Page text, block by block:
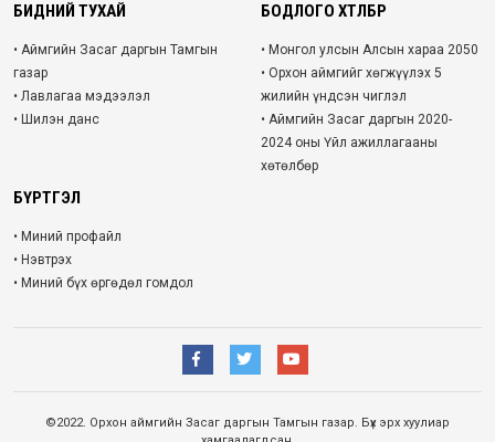
БИДНИЙ ТУХАЙ
• Аймгийн Засаг даргын Тамгын
газар
• Лавлагаа мэдээлэл
• Шилэн данс
БОДЛОГО ХӨТӨЛБӨР
• Монгол улсын Алсын хараа 2050
• Орхон аймгийг хөгжүүлэх 5
жилийн үндсэн чиглэл
• Аймгийн Засаг даргын 2020-
2024 оны Үйл ажиллагааны
хөтөлбөр
БҮРТГЭЛ
• Миний профайл
• Нэвтрэх
• Миний бүх өргөдөл гомдол
©2022. Орхон аймгийн Засаг даргын Тамгын газар. Бүх эрх хуулиар